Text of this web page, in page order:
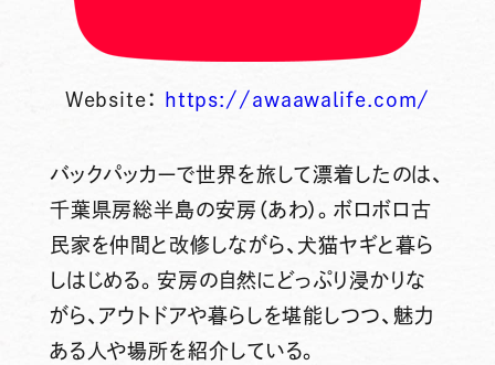
Website： https://awaawalife.com/
バックパッカーで世界を旅して漂着したのは、
千葉県房総半島の安房（あわ）。ボロボロ古
民家を仲間と改修しながら、犬猫ヤギと暮ら
しはじめる。安房の自然にどっぷり浸かりな
がら、アウトドアや暮らしを堪能しつつ、魅力
ある人や場所を紹介している。